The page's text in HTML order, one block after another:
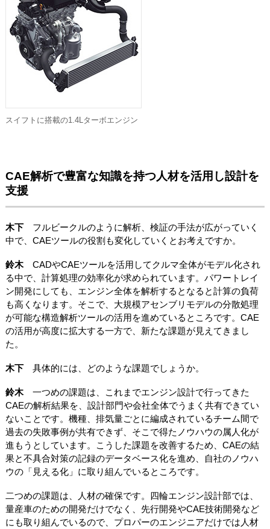
スイフトに搭載の1.4Lターボエンジン
CAE解析で豊富な知識を持つ人材を活用し設計を
支援
木下フルビークルのように解析、検証の手法が広がっていく
中で、CAEツールの役割も変化していくとお考えですか。
鈴木CADやCAEツールを活用してクルマ全体がモデル化され
る中で、計算処理の効率化が求められています。パワートレイ
ン開発にしても、エンジン全体を解析するとなると計算の負荷
も高くなります。そこで、大規模アセンブリモデルの分散処理
が可能な構造解析ツールの活用を進めているところです。CAE
の活用が高度に拡大する一方で、新たな課題が見えてきまし
た。
木下具体的には、どのような課題でしょうか。
鈴木一つめの課題は、これまでエンジン設計で行ってきた
CAEの解析結果を、設計部門や会社全体でうまく共有できてい
ないことです。機種、排気量ごとに編成されているチーム間で
過去の失敗事例が共有できず、そこで得たノウハウの属人化が
進もうとしています。こうした課題を改善するため、CAEの結
果と不具合対策の記録のデータベース化を進め、自社のノウハ
ウの「見える化」に取り組んでいるところです。
二つめの課題は、人材の確保です。四輪エンジン設計部では、
量産車のための開発だけでなく、先行開発やCAE技術開発など
にも取り組んでいるので、プロパーのエンジニアだけでは人材